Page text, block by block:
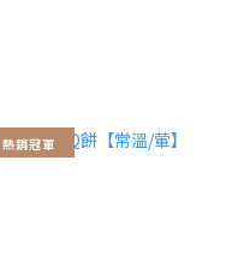
熱銷冠軍